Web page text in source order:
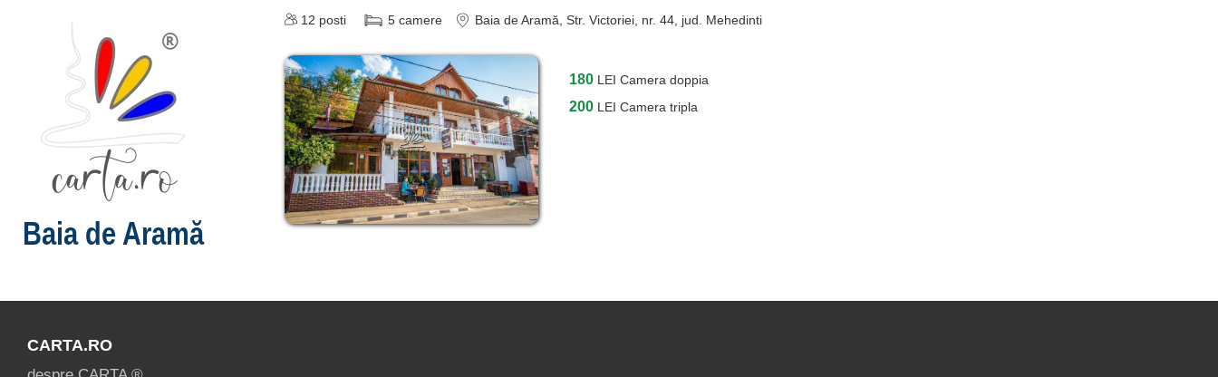
12 posti 5 camere Baia de Aramă , Str. Victoriei, nr. 44 , jud. Mehedinti
180 LEI Camera doppia
200 LEI Camera tripla
Baia de Aramă
CARTA.RO